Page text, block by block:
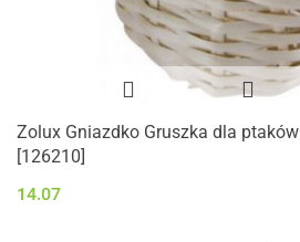
Zolux Gniazdko Gruszka dla
[126210]
14.07